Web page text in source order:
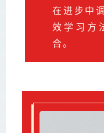
在进步中
效学习方
合。